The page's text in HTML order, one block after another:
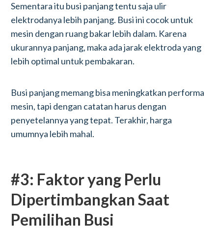
Sementara itu busi panjang tentu saja ulir
elektrodanya lebih panjang. Busi ini cocok untuk
mesin dengan ruang bakar lebih dalam. Karena
ukurannya panjang, maka ada jarak elektroda yang
lebih optimal untuk pembakaran.
Busi panjang memang bisa meningkatkan performa
mesin, tapi dengan catatan harus dengan
penyetelannya yang tepat. Terakhir, harga
umumnya lebih mahal.
#3: Faktor yang Perlu
Dipertimbangkan Saat
Pemilihan Busi